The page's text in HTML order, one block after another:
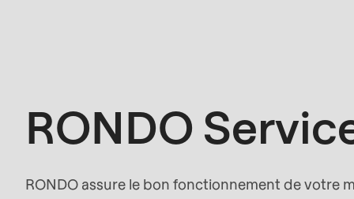
of
modules/custom/rondo_contact/src/
RONDO
RONDO assure le bon fonctionnement de votre